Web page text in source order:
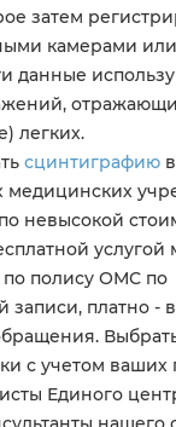
затем
камерами
данные
легких.
сцинтиграфию в
медицинских
невысокой
по полису ОМС по
записи, платно -
с учетом
Единого